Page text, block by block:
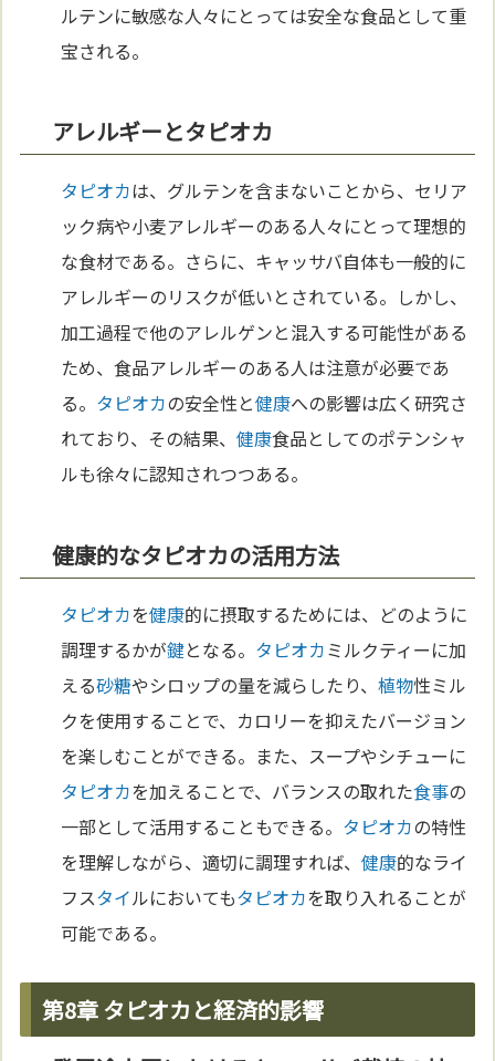
ルテンに敏感な人々にとっては安全な食品として重
宝される。
アレルギーとタピオカ
タピオカは、グルテンを含まないことから、セリア
ック病や小麦アレルギーのある人々にとって理想的
な食材である。さらに、キャッサバ自体も一般的に
アレルギーのリスクが低いとされている。しかし、
加工過程で他のアレルゲンと混入する可能性がある
ため、食品アレルギーのある人は注意が必要であ
る。 タピオカの安全性と健康への影響は広く研究さ
れており、その結果、健康食品としてのポテンシャ
ルも徐々に認知されつつある。
健康的なタピオカの活用方法
タピオカを健康的に摂取するためには、どのように
調理するかが鍵となる。 タピオカミルクティーに加
える砂糖やシロップの量を減らしたり、植物性ミル
クを使用することで、カロリーを抑えたバージョン
を楽しむことができる。また、スープやシチューに
タピオカを加えることで、バランスの取れた食事の
一部として活用することもできる。 タピオカの特性
を理解しながら、適切に調理すれば、健康的なライ
フスタイルにおいてもタピオカを取り入れることが
可能である。
第8章 タピオカと経済的影響